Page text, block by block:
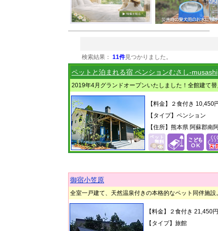
検索結果： 11件見つかりました。
ペットと泊まれる宿 ペンションむさし-musashi
2019年4月グランドオープンいたしました！全館建て
【料金】２食付き 10,450
【タイプ】ペンション
【住所】熊本県 阿蘇郡南
御宿小笠原
全室一戸建て、天然温泉付きの本格的なペット同伴施
【料金】２食付き 21,450
【タイプ】旅館